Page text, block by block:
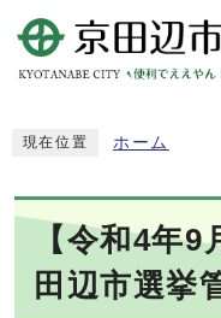
現在位置 ホーム
【令和4年
田辺市選挙